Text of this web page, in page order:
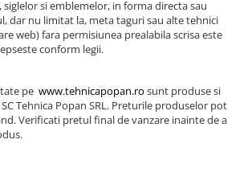
si accesorii
siglelor si emblemelor, in forma directa sau
dar nu limitat la, meta taguri sau alte tehnici
web) fara permisiunea prealabila scrisa este
conform legii.
pe www.tehnicapopan.ro sunt produse si
Tehnica Popan SRL. Preturile produselor pot
Verificati pretul final de vanzare inainte de a